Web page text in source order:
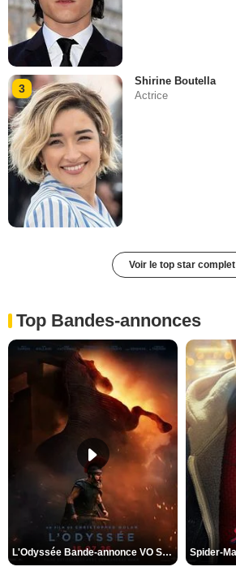
3
Shirine Boutella
Actrice
Voir le top star complet
Top Bandes-annonces
L'Odyssée Bande-annonce VO STFR